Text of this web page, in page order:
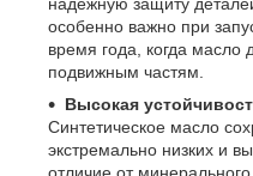
особенно важно при
время года, когда масло
подвижным частям.
Высокая
Синтетическое масло
экстремально низких и